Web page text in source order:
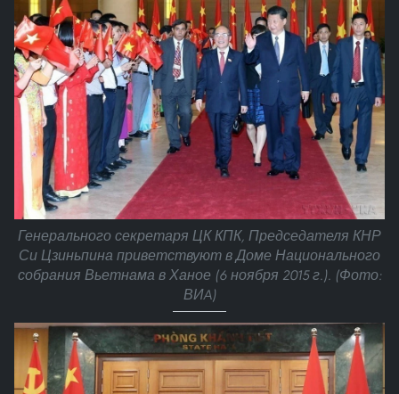
Генерального секретаря ЦК КПК, Председателя КНР
Си Цзиньпина приветствуют в Доме Национального
собрания Вьетнама в Ханое (6 ноября 2015 г.). (Фото:
ВИA)